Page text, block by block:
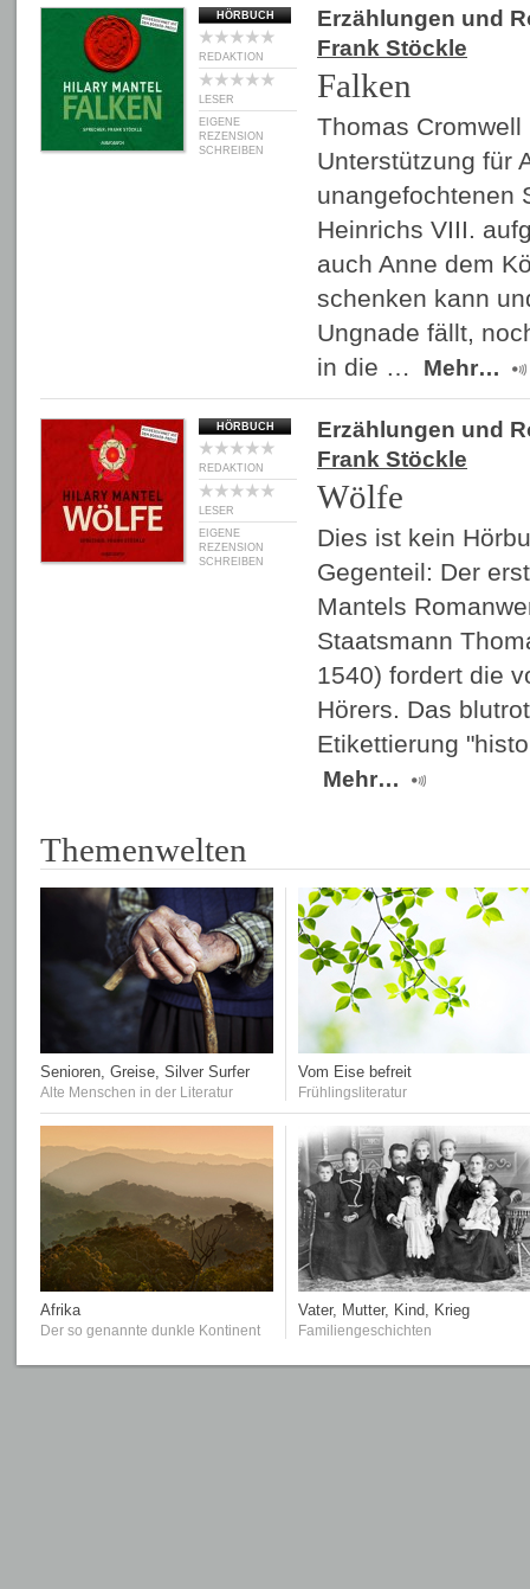
HÖRBUCH
REDAKTION
LESER
EIGENE
REZENSION
SCHREIBEN
Erzählungen und
Frank Stöckle
Falken
Thomas
Unterstützung für
unangefochtenen
Heinrichs VIII.
auch Anne dem
schenken kann
Ungnade fällt,
in die …
Mehr…
HÖRBUCH
REDAKTION
LESER
EIGENE
REZENSION
SCHREIBEN
Erzählungen und
Frank Stöckle
Wölfe
Dies ist kein
Gegenteil: Der
Mantels
Staatsmann
1540) fordert die
Hörers. Das
Etikettierung
Mehr…
Themenwelten
Senioren, Greise, Silver Surfer
Alte Menschen in der Literatur
Vom Eise befreit
Frühlingsliteratur
Afrika
Der so genannte dunkle Kontinent
Vater, Mutter, Kind, Krieg
Familiengeschichten